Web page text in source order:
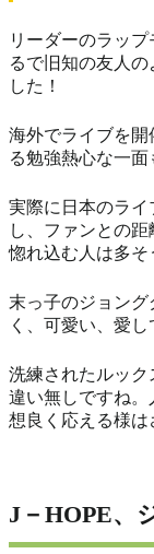
リーダーのラッ
るで旧知の友人
した！
海外でライブを
る勉強熱心な一面
実際に日本のラ
し、ファンとの
惚れ込む人は多そ
末っ子のジョン
く、可愛い、愛
洗練されたルック
違い無しですね。
想良く応える様は
J－HOPE、